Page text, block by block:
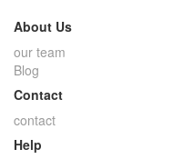
About Us
our team
Blog
Contact
contact
Help